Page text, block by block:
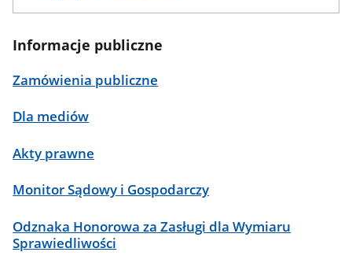
Informacje publiczne
Zamówienia publiczne
Dla mediów
Akty prawne
Monitor Sądowy i Gospodarczy
Odznaka Honorowa za Zasługi dla Wymiaru
Sprawiedliwości